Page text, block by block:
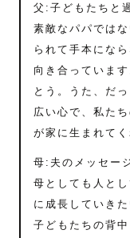
父:子どもたちと
素敵なパパでは
られて手本にな
向き合っていま
とう。うた、だ
広い心で、私た
が家に生まれて
母:夫のメッセー
母としても人と
に成長していき
子どもたちの背